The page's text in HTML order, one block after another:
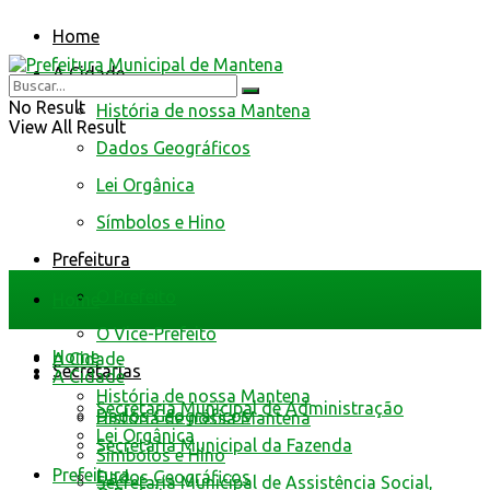
Home
A Cidade
História de nossa Mantena
Dados Geográficos
Lei Orgânica
Símbolos e Hino
Prefeitura
O Vice-Prefeito
Secretarias
Secretaria Municipal de Administração
Secretaria Municipal da Fazenda
Secretaria Municipal de Assistência Social,
No Result
View All Result
Home
A Cidade
História de nossa Mantena
Dados Geográficos
Home
A Cidade
História de nossa Mantena
Dados Geográficos
Lei Orgânica
Símbolos e Hino
Prefeitura